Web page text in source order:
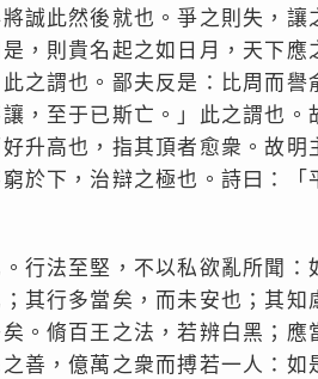
誠此然後就也。爭之則失，
，則貴名起之如日月，天下
之謂也。鄙夫反是：比周而
，至于已斯亡。」此之謂也。
升高也，指其頂者愈衆。故明
於下，治辯之極也。詩曰：「
行法至堅，不以私欲亂所聞：
其行多當矣，而未安也；其知
。脩百王之法，若辨白黑；
善，億萬之衆而搏若一人：